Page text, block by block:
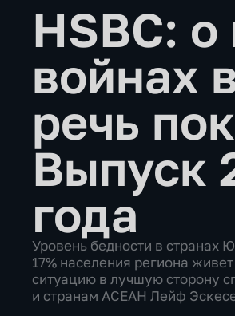
HSBC:
войнах
речь
Выпуск
года
Уровень бедности в странах
17% населения региона
ситуацию в лучшую сторону
и странам АСЕАН Лейф